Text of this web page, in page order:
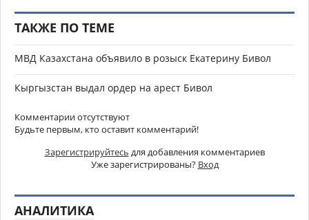
ТАКЖЕ ПО ТЕМЕ
МВД Казахстана объявило в розыск Екатерину Бивол
Кыргызстан выдал ордер на арест Бивол
Комментарии отсутствуют
Будьте первым, кто оставит комментарий!
Зарегистрируйтесь для добавления комментариев
Уже зарегистрированы? Вход
АНАЛИТИКА